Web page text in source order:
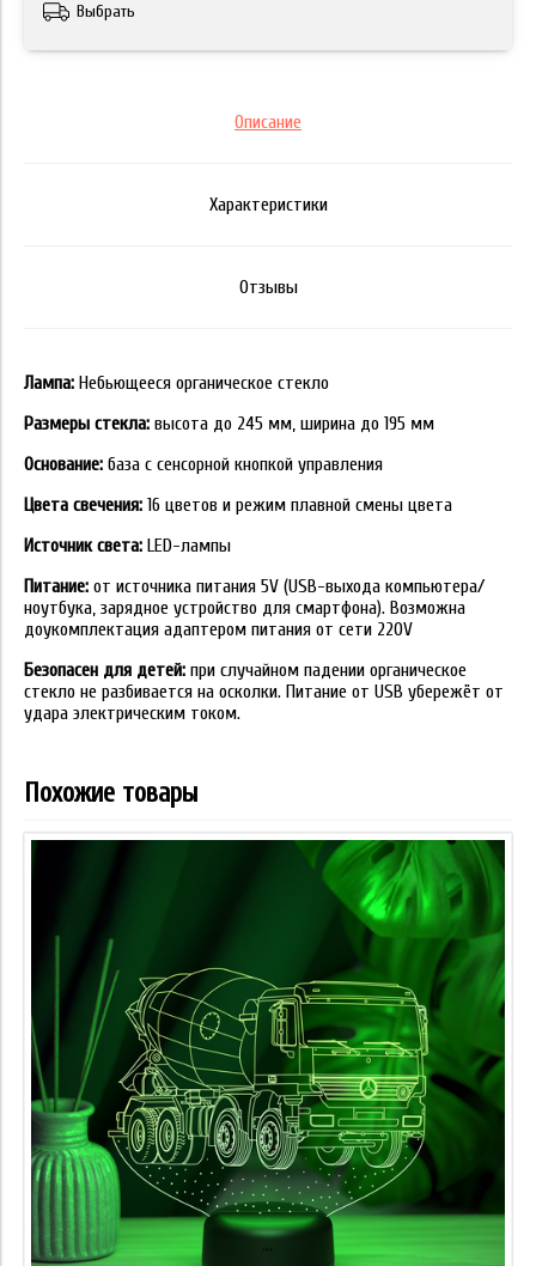
Выбрать
Описание
Характеристики
Отзывы
Лампа: Небьющееся органическое стекло
Размеры стекла: высота до 245 мм, ширина до 195 мм
Основание: база с сенсорной кнопкой управления
Цвета свечения: 16 цветов и режим плавной смены цвета
Источник света: LED-лампы
Питание: от источника питания 5V (USB-выхода компьютера/
ноутбука, зарядное устройство для смартфона). Возможна
доукомплектация адаптером питания от сети 220V
Безопасен для детей: при случайном падении органическое
стекло не разбивается на осколки. Питание от USB убережёт от
удара электрическим током.
Похожие товары